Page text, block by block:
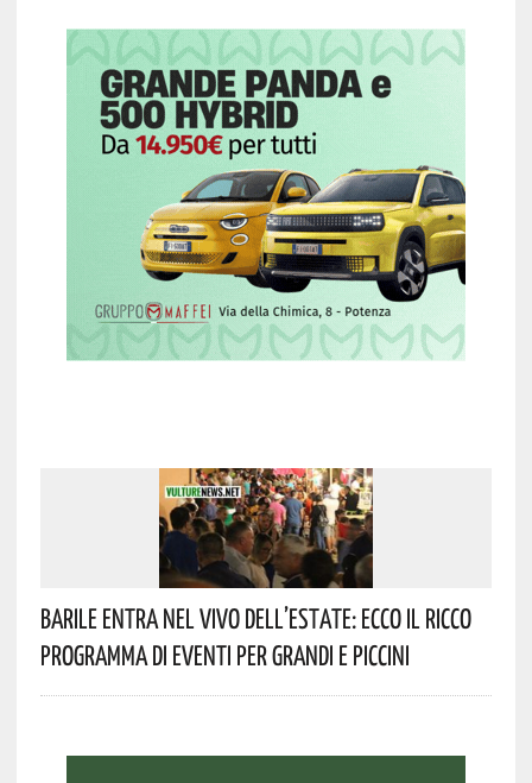
Barile Entra Nel Vivo Dell’estate: Ecco Il Ricco
Programma Di Eventi Per Grandi E Piccini